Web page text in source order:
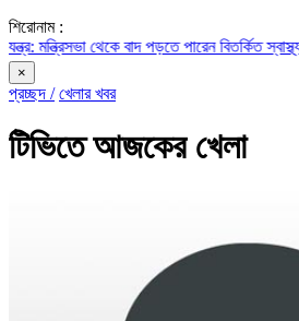
শিরোনাম :
থেকে বাদ পড়তে পারেন বিতর্কিত স্বাস্থ্য
×
প্রচ্ছদ / খেলার খবর
টিভিতে আজকের খেলা